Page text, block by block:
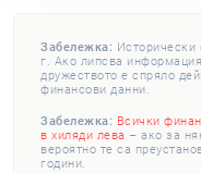
Забележка: Исторически
г. Ако липсва
дружеството е спряло
финансови данни.
Забележка: Всички
в хиляди лева – ако за
вероятно те са
години.